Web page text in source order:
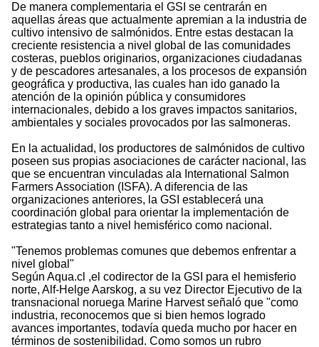
De manera complementaria el GSI se centrarán en
aquellas áreas que actualmente apremian a la industria de
cultivo intensivo de salmónidos. Entre estas destacan la
creciente resistencia a nivel global de las comunidades
costeras, pueblos originarios, organizaciones ciudadanas
y de pescadores artesanales, a los procesos de expansión
geográfica y productiva, las cuales han ido ganado la
atención de la opinión pública y consumidores
internacionales, debido a los graves impactos sanitarios,
ambientales y sociales provocados por las salmoneras.
En la actualidad, los productores de salmónidos de cultivo
poseen sus propias asociaciones de carácter nacional, las
que se encuentran vinculadas ala International Salmon
Farmers Association (ISFA). A diferencia de las
organizaciones anteriores, la GSI establecerá una
coordinación global para orientar la implementación de
estrategias tanto a nivel hemisférico como nacional.
"Tenemos problemas comunes que debemos enfrentar a
nivel global"
Según Aqua.cl ,el codirector de la GSI para el hemisferio
norte, Alf-Helge Aarskog, a su vez Director Ejecutivo de la
transnacional noruega Marine Harvest señaló que "como
industria, reconocemos que si bien hemos logrado
avances importantes, todavía queda mucho por hacer en
términos de sostenibilidad. Como somos un rubro